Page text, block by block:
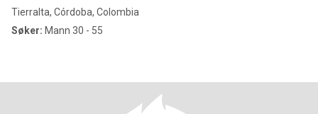
Tierralta, Córdoba, Colombia
Søker: Mann 30 - 55